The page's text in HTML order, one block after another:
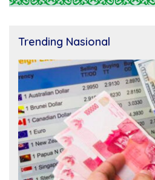
Trending Nasional